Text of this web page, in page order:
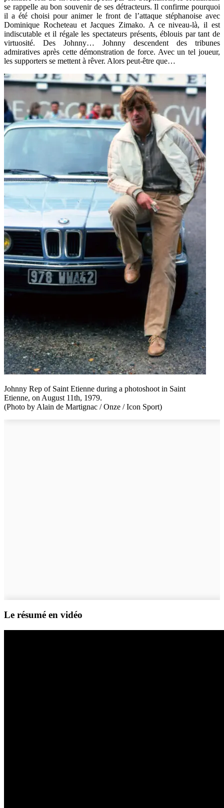
se rappelle au bon souvenir de ses détracteurs. Il confirme pourquoi
il a été choisi pour animer le front de l’attaque stéphanoise avec
Dominique Rocheteau et Jacques Zimako. A ce niveau-là, il est
indiscutable et il régale les spectateurs présents, éblouis par tant de
virtuosité. Des Johnny… Johnny descendent des tribunes
admiratives après cette démonstration de force. Avec un tel joueur,
les supporters se mettent à rêver. Alors peut-être que…
Johnny Rep of Saint Etienne during a photoshoot in Saint
Etienne, on August 11th, 1979.
(Photo by Alain de Martignac / Onze / Icon Sport)
Le résumé en vidéo